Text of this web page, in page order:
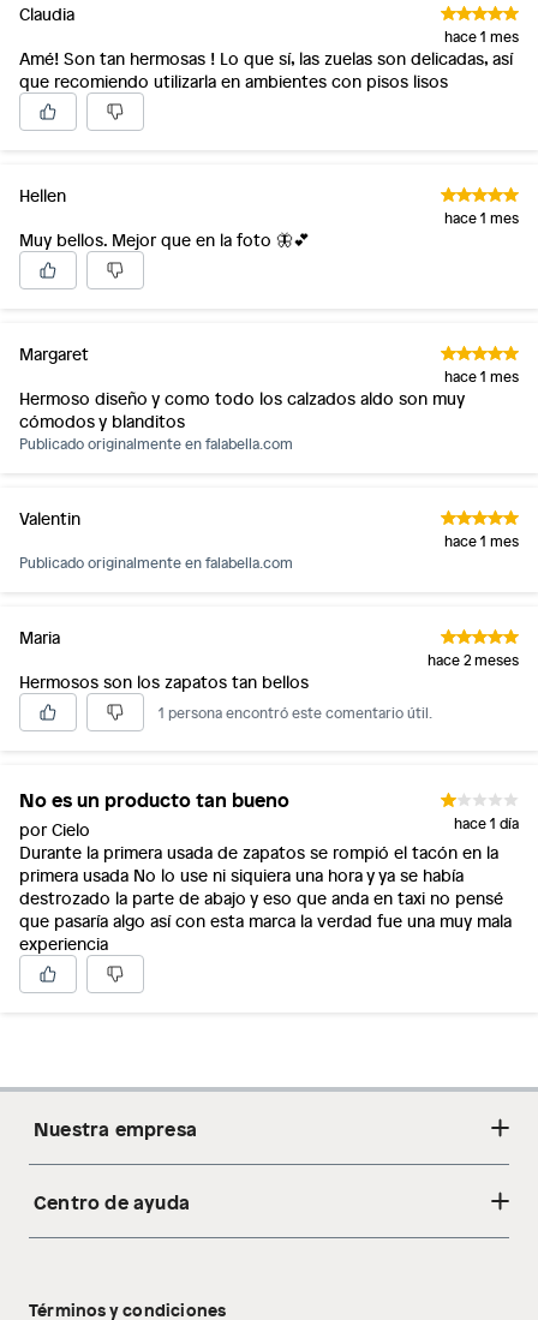
Claudia
hace 1 mes
Amé! Son tan hermosas ! Lo que sí, las zuelas son delicadas, así
que recomiendo utilizarla en ambientes con pisos lisos
Hellen
hace 1 mes
Muy bellos. Mejor que en la foto 🦋💕
Margaret
hace 1 mes
Hermoso diseño y como todo los calzados aldo son muy
cómodos y blanditos
Publicado originalmente enfalabella.com
Valentin
hace 1 mes
Publicado originalmente enfalabella.com
Maria
hace 2 meses
Hermosos son los zapatos tan bellos
1 persona encontró este comentario útil.
No es un producto tan bueno
por Cielo hace 1 día
Durante la primera usada de zapatos se rompió el tacón en la
primera usada No lo use ni siquiera una hora y ya se había
destrozado la parte de abajo y eso que anda en taxi no pensé
que pasaría algo así con esta marca la verdad fue una muy mala
experiencia
Nuestra empresa
Acerca de nosotros
Centro de ayuda
Términos y condiciones